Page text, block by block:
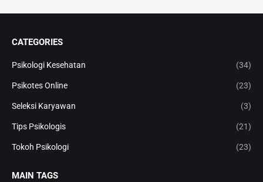
CATEGORIES
Psikologi Kesehatan (34)
Psikotes Online (23)
Seleksi Karyawan (3)
Tips Psikologis (21)
Tokoh Psikologi (23)
MAIN TAGS